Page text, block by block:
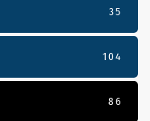
35
104
86